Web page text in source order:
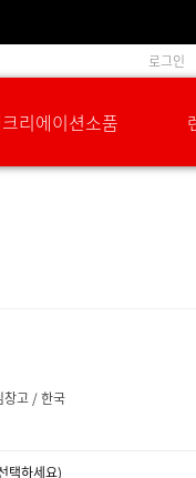
로그인
리에이션소품
창고 / 한국
택하세요)